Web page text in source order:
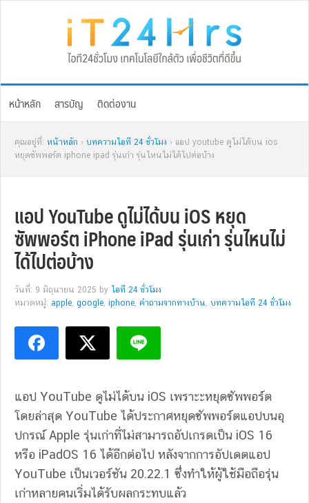
หน้าหลัก สารบัญ ติดต่องาน
คุณอยู่ที่: หน้าหลัก › บทความไอที 24 ชั่วโมง › แอป youtube ดูไม่ได้บน ios
หยุดซัพพอร์ต iphone ipad รุ่นเก่า รุ่นไหนไม่ได้ไปต่อบ้าง
แอป YouTube ดูไม่ได้บน iOS หยุด
ซัพพอร์ต iPhone iPad รุ่นเก่า รุ่นไหนไม่
ได้ไปต่อบ้าง
วันที่: 9 มิถุนายน 2025 by ไอที 24 ชั่วโมง
หมวดหมู่: apple, google, iphone, คำถามจากทางบ้าน, บทความไอที 24 ชั่วโมง
แอป YouTube ดูไม่ได้บน iOS เพราะะหยุดซัพพอร์ต
โดยล่าสุด YouTube ได้ประกาศหยุดซัพพอร์ตแอปบนอุ
ปกรณ์ Apple รุ่นเก่าที่ไม่สามารถอัปเกรดเป็น iOS 16
หรือ iPadOS 16 ได้อีกต่อไป หลังจากการอัปเดตแอป
YouTube เป็นเวอร์ชัน 20.22.1 ซึ่งทำให้ผู้ใช้มือถือรุ่น
เก่าหลายคนเริ่มได้รับผลกระทบแล้ว